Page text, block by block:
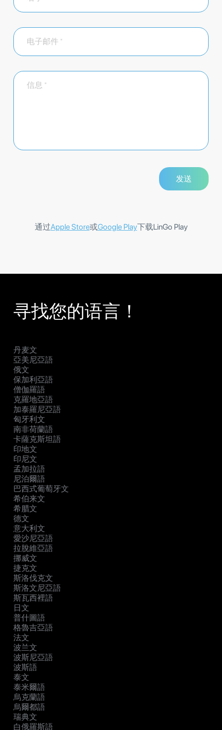
通过Apple Store或Google Play下载LinGo Play
寻找您的语言！
丹麦文
亞美尼亞語
俄文
保加利亞語
僧伽羅語
克羅地亞語
加泰羅尼亞語
匈牙利文
南非荷蘭語
卡薩克斯坦語
印地文
印尼文
孟加拉語
尼泊爾語
巴西式葡萄牙文
希伯来文
希腊文
德文
意大利文
愛沙尼亞語
拉脫維亞語
挪威文
捷克文
斯洛伐克文
斯洛文尼亞語
斯瓦西裡語
日文
普什圖語
格魯吉亞語
法文
波兰文
波斯尼亞語
波斯語
泰文
泰米爾語
烏克蘭語
烏爾都語
瑞典文
白俄羅斯語